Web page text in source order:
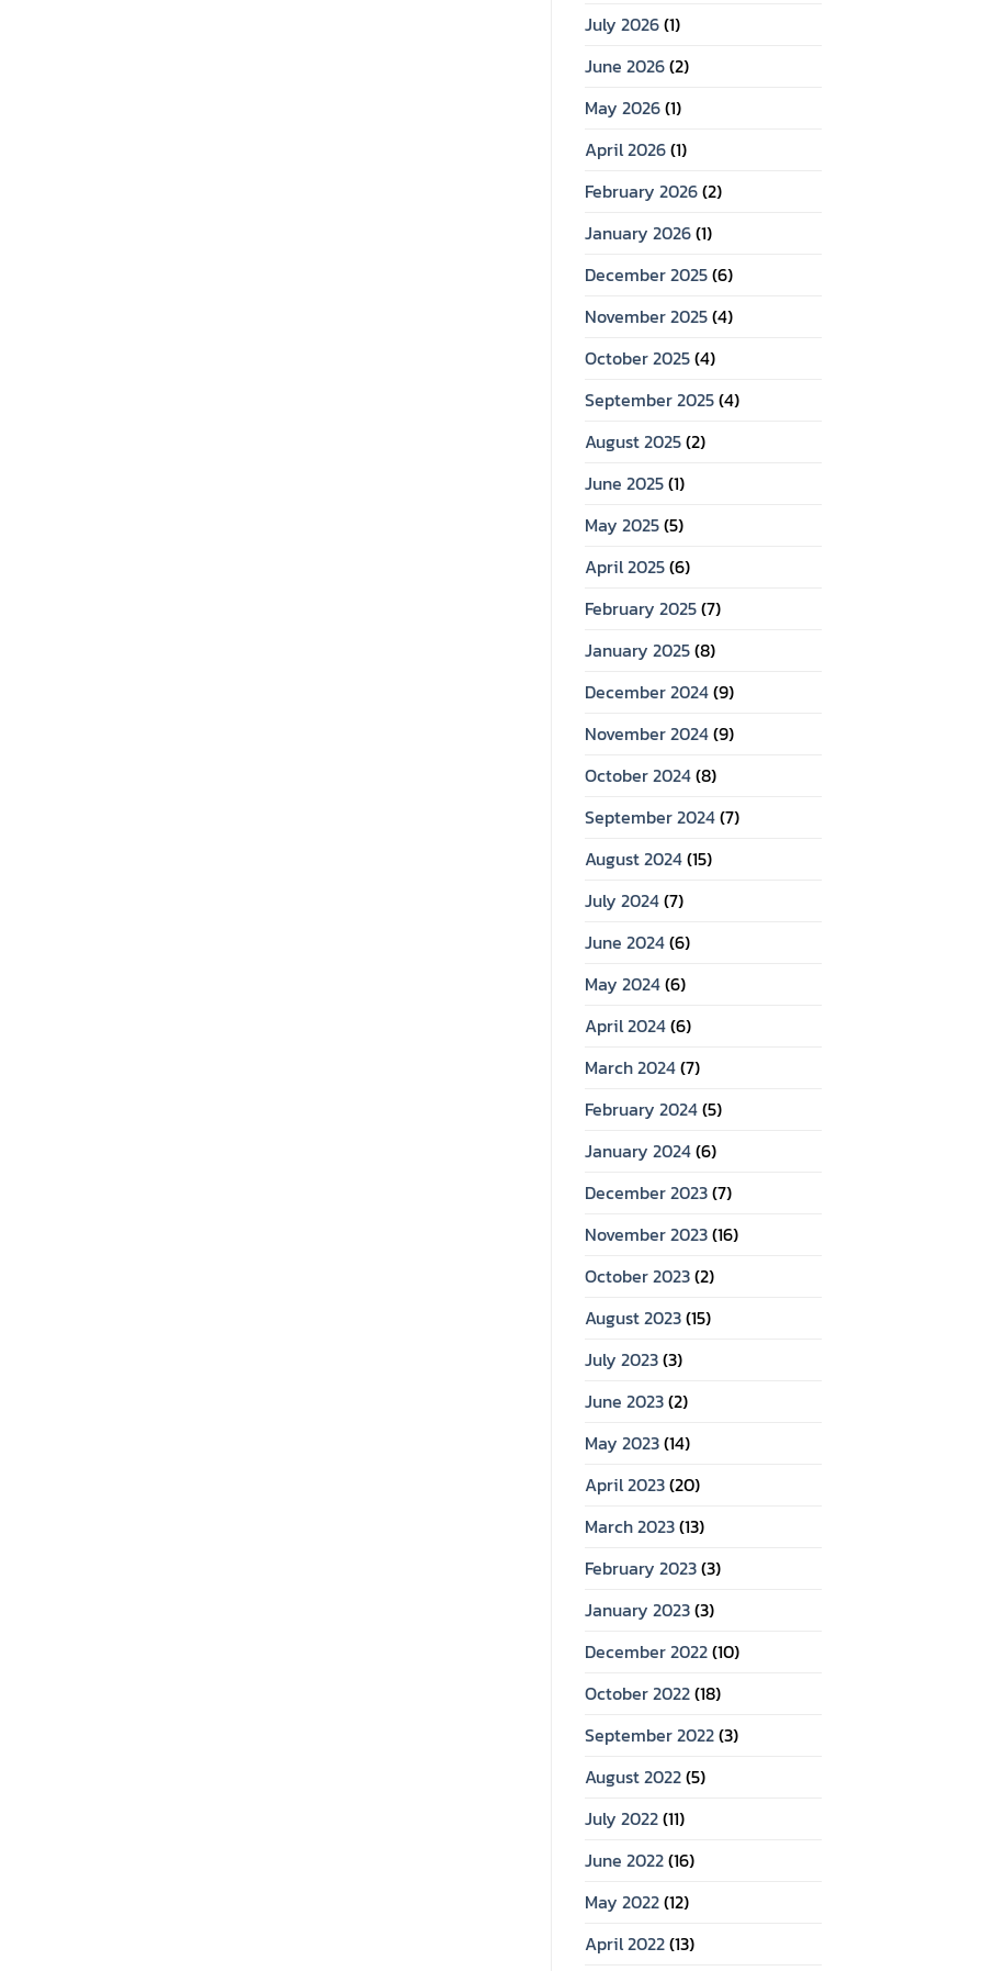
July 2026(1)
June 2026(2)
May 2026(1)
April 2026(1)
February 2026(2)
January 2026(1)
December 2025(6)
November 2025(4)
October 2025(4)
September 2025(4)
August 2025(2)
June 2025(1)
May 2025(5)
April 2025(6)
February 2025(7)
January 2025(8)
December 2024(9)
November 2024(9)
October 2024(8)
September 2024(7)
August 2024(15)
July 2024(7)
June 2024(6)
May 2024(6)
April 2024(6)
March 2024(7)
February 2024(5)
January 2024(6)
December 2023(7)
November 2023(16)
October 2023(2)
August 2023(15)
July 2023(3)
June 2023(2)
May 2023(14)
April 2023(20)
March 2023(13)
February 2023(3)
January 2023(3)
December 2022(10)
October 2022(18)
September 2022(3)
August 2022(5)
July 2022(11)
June 2022(16)
May 2022(12)
April 2022(13)